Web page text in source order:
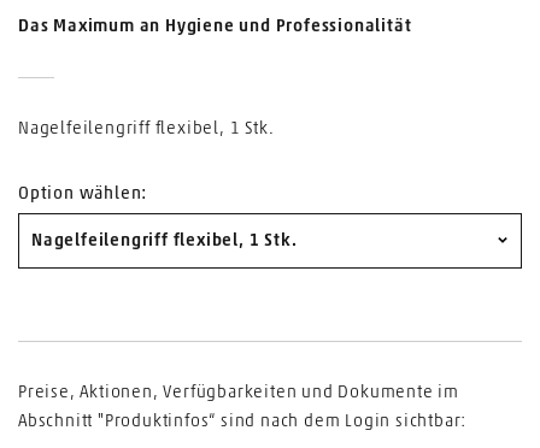
Das Maximum an Hygiene und Professionalität
Nagelfeilengriff flexibel, 1 Stk.
Option wählen:
Nagelfeilengriff flexibel, 1 Stk.
Preise, Aktionen, Verfügbarkeiten und Dokumente im
Abschnitt "Produktinfos“ sind nach dem Login sichtbar: